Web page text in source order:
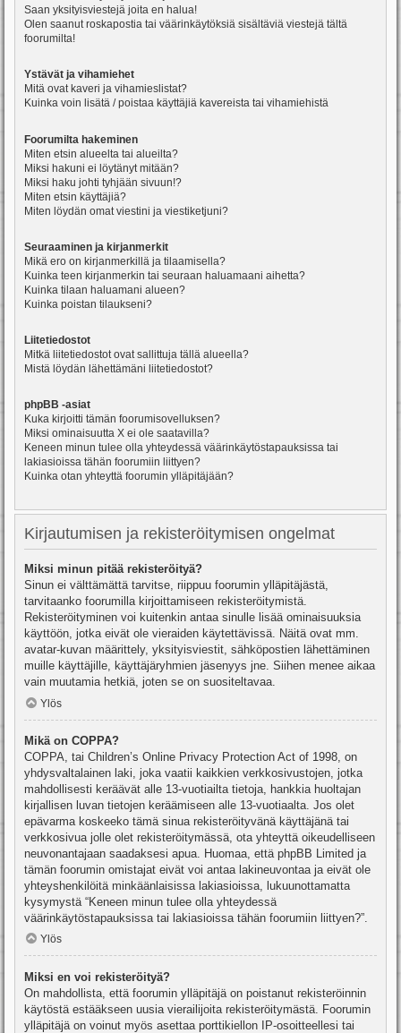
Saan yksityisviestejä joita en halua!
Olen saanut roskapostia tai väärinkäytöksiä sisältäviä viestejä tältä
foorumilta!
Ystävät ja vihamiehet
Mitä ovat kaveri ja vihamieslistat?
Kuinka voin lisätä / poistaa käyttäjiä kavereista tai vihamiehistä
Foorumilta hakeminen
Miten etsin alueelta tai alueilta?
Miksi hakuni ei löytänyt mitään?
Miksi haku johti tyhjään sivuun!?
Miten etsin käyttäjiä?
Miten löydän omat viestini ja viestiketjuni?
Seuraaminen ja kirjanmerkit
Mikä ero on kirjanmerkillä ja tilaamisella?
Kuinka teen kirjanmerkin tai seuraan haluamaani aihetta?
Kuinka tilaan haluamani alueen?
Kuinka poistan tilaukseni?
Liitetiedostot
Mitkä liitetiedostot ovat sallittuja tällä alueella?
Mistä löydän lähettämäni liitetiedostot?
phpBB -asiat
Kuka kirjoitti tämän foorumisovelluksen?
Miksi ominaisuutta X ei ole saatavilla?
Keneen minun tulee olla yhteydessä väärinkäytöstapauksissa tai
lakiasioissa tähän foorumiin liittyen?
Kuinka otan yhteyttä foorumin ylläpitäjään?
Kirjautumisen ja rekisteröitymisen ongelmat
Miksi minun pitää rekisteröityä?
Sinun ei välttämättä tarvitse, riippuu foorumin ylläpitäjästä,
tarvitaanko foorumilla kirjoittamiseen rekisteröitymistä.
Rekisteröityminen voi kuitenkin antaa sinulle lisää ominaisuuksia
käyttöön, jotka eivät ole vieraiden käytettävissä. Näitä ovat mm.
avatar-kuvan määrittely, yksityisviestit, sähköpostien lähettäminen
muille käyttäjille, käyttäjäryhmien jäsenyys jne. Siihen menee aikaa
vain muutamia hetkiä, joten se on suositeltavaa.
Ylös
Mikä on COPPA?
COPPA, tai Children’s Online Privacy Protection Act of 1998, on
yhdysvaltalainen laki, joka vaatii kaikkien verkkosivustojen, jotka
mahdollisesti keräävät alle 13-vuotiailta tietoja, hankkia huoltajan
kirjallisen luvan tietojen keräämiseen alle 13-vuotiaalta. Jos olet
epävarma koskeeko tämä sinua rekisteröityvänä käyttäjänä tai
verkkosivua jolle olet rekisteröitymässä, ota yhteyttä oikeudelliseen
neuvonantajaan saadaksesi apua. Huomaa, että phpBB Limited ja
tämän foorumin omistajat eivät voi antaa lakineuvontaa ja eivät ole
yhteyshenkilöitä minkäänlaisissa lakiasioissa, lukuunottamatta
kysymystä “Keneen minun tulee olla yhteydessä
väärinkäytöstapauksissa tai lakiasioissa tähän foorumiin liittyen?”.
Ylös
Miksi en voi rekisteröityä?
On mahdollista, että foorumin ylläpitäjä on poistanut rekisteröinnin
käytöstä estääkseen uusia vierailijoita rekisteröitymästä. Foorumin
ylläpitäjä on voinut myös asettaa porttikiellon IP-osoitteellesi tai